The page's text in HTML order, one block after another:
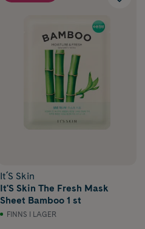
It´S Skin
It'S Skin The Fresh Mask
Sheet Bamboo 1 st
FINNS I LAGER